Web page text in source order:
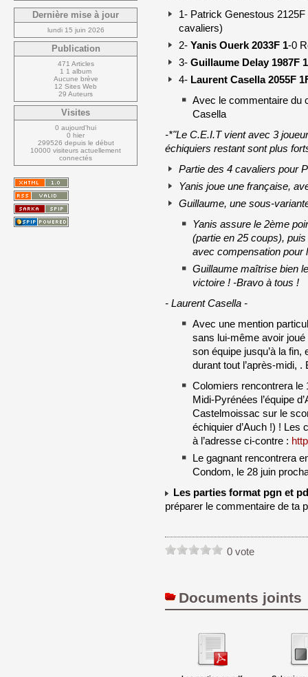
1- Patrick Genestous 2125F
cavaliers)
2- Yanis Ouerk 2033F 1-0
3- Guillaume Delay 1987F 1
4- Laurent Casella 2055F
Avec le commentaire du
Casella
-*"Le C.E.I.T vient avec 3
échiquiers restant sont plus
Partie des 4 cavaliers pour
Yanis joue une française,
Guillaume, une sous-
Yanis assure le 2ème
(partie en 25 coups),
avec compensation pour
Guillaume maîtrise bien
victoire ! -Bravo à tous !
- Laurent Casella -
Avec une mention
sans lui-même avoir
son équipe jusqu’à la
durant tout l’après-midi, .
Colomiers rencontrera le
Midi-Pyrénées l’équipe
Castelmoissac sur le
échiquier d’Auch !) !
à l’adresse ci-contre :
Le gagnant rencontrera
Condom, le 28 juin
Les parties format pgn et
préparer le commentaire de ta
0 vote
Documents joints
Dernière mise à jour
lundi 15 juin 2026
Publication
471 Articles
1 1 album
Aucune brève
12 Sites Web
29 Auteurs
Visites
0 aujourd'hui
0 hier
299526 depuis le début
10000 visiteurs actuellement
connectés